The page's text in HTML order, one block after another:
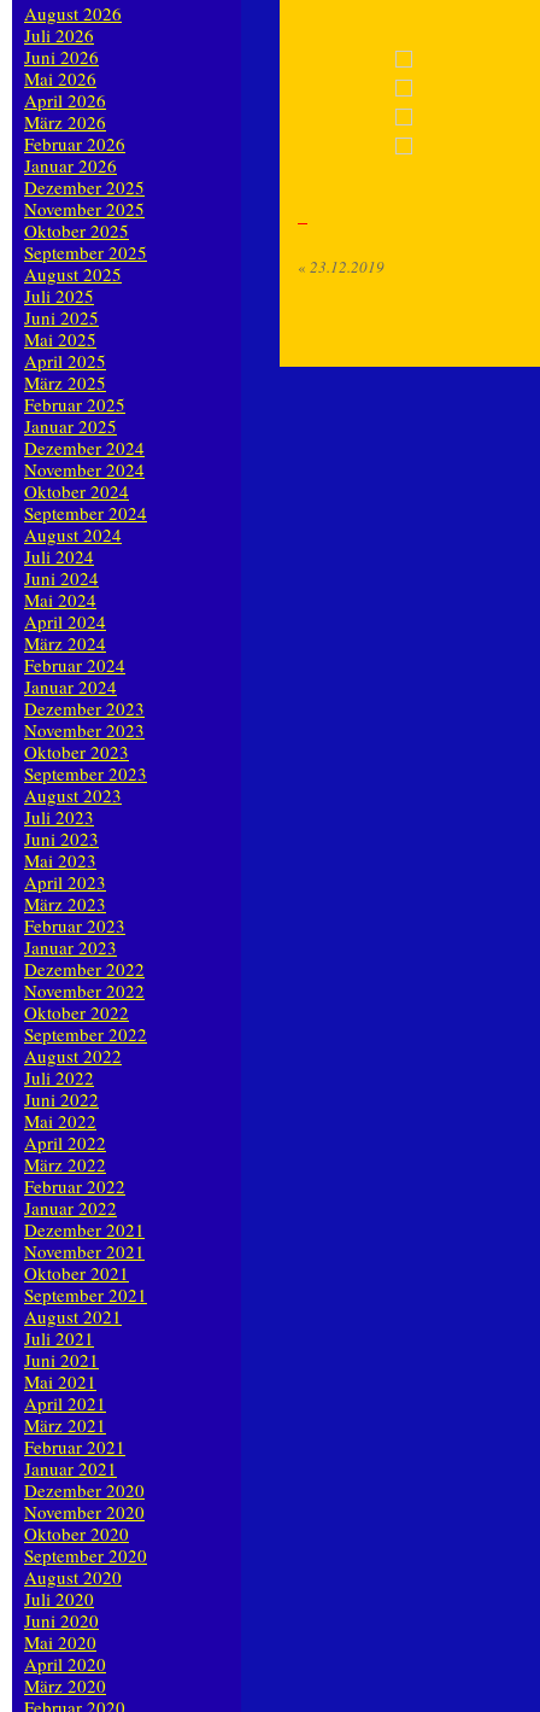
« 23.12.2019
August 2026
Juli 2026
Juni 2026
Mai 2026
April 2026
März 2026
Februar 2026
Januar 2026
Dezember 2025
November 2025
Oktober 2025
September 2025
August 2025
Juli 2025
Juni 2025
Mai 2025
April 2025
März 2025
Februar 2025
Januar 2025
Dezember 2024
November 2024
Oktober 2024
September 2024
August 2024
Juli 2024
Juni 2024
Mai 2024
April 2024
März 2024
Februar 2024
Januar 2024
Dezember 2023
November 2023
Oktober 2023
September 2023
August 2023
Juli 2023
Juni 2023
Mai 2023
April 2023
März 2023
Februar 2023
Januar 2023
Dezember 2022
November 2022
Oktober 2022
September 2022
August 2022
Juli 2022
Juni 2022
Mai 2022
April 2022
März 2022
Februar 2022
Januar 2022
Dezember 2021
November 2021
Oktober 2021
September 2021
August 2021
Juli 2021
Juni 2021
Mai 2021
April 2021
März 2021
Februar 2021
Januar 2021
Dezember 2020
November 2020
Oktober 2020
September 2020
August 2020
Juli 2020
Juni 2020
Mai 2020
April 2020
März 2020
Februar 2020